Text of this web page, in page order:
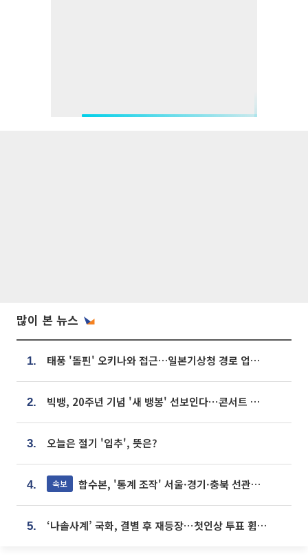
많이 본 뉴스
1. 태풍 '돌핀' 오키나와 접근…일본기상청 경로 업데이트
2. 빅뱅, 20주년 기념 '새 뱅봉' 선보인다⋯콘서트 앞두고 팝업 개최
3. 오늘은 절기 '입추', 뜻은?
4. 속보 합수본, '통계 조작' 서울·경기·충북 선관위 등 추가 압수수색
5. ‘나솔사계’ 국화, 결별 후 재등장⋯첫인상 투표 휩쓸고 ‘인기녀’ 등극